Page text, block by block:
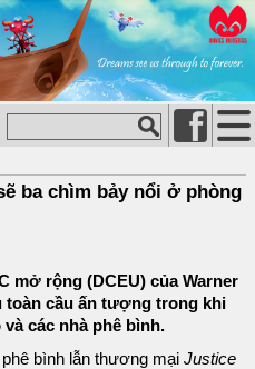
ba chìm bảy nổi ở phòng
mở rộng (DCEU) của Warner
toàn cầu ấn tượng trong khi
các nhà phê bình.
bình lẫn thương mại Justice